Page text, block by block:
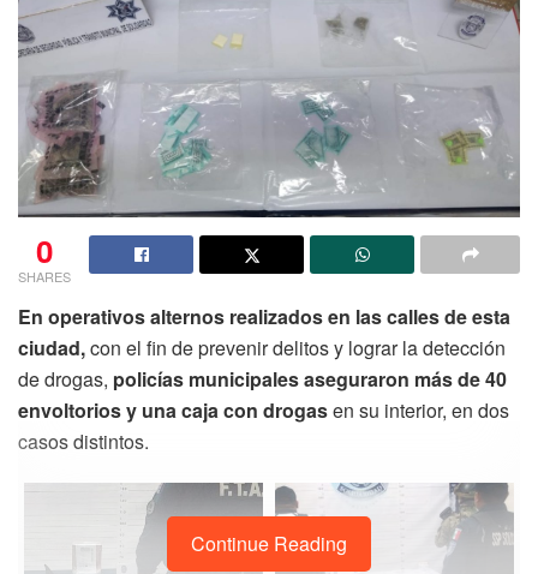
0
SHARES
En operativos alternos realizados en las calles de esta
ciudad,con el fin de prevenir delitos y lograr la detección
de drogas, policías municipales aseguraron más de 40
envoltorios y una caja con drogasen su interior, en dos
casos distintos.
Continue Reading